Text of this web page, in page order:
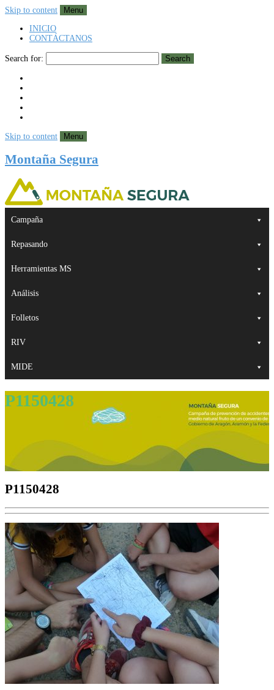
Skip to content
Menu
INICIO
CONTÁCTANOS
Search for: Search
Skip to content Menu
Montaña Segura
Campaña
Repasando
Herramientas MS
Análisis
Folletos
RIV
MIDE
P1150428
P1150428